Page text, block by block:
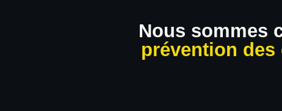
Nous sommes
prévention